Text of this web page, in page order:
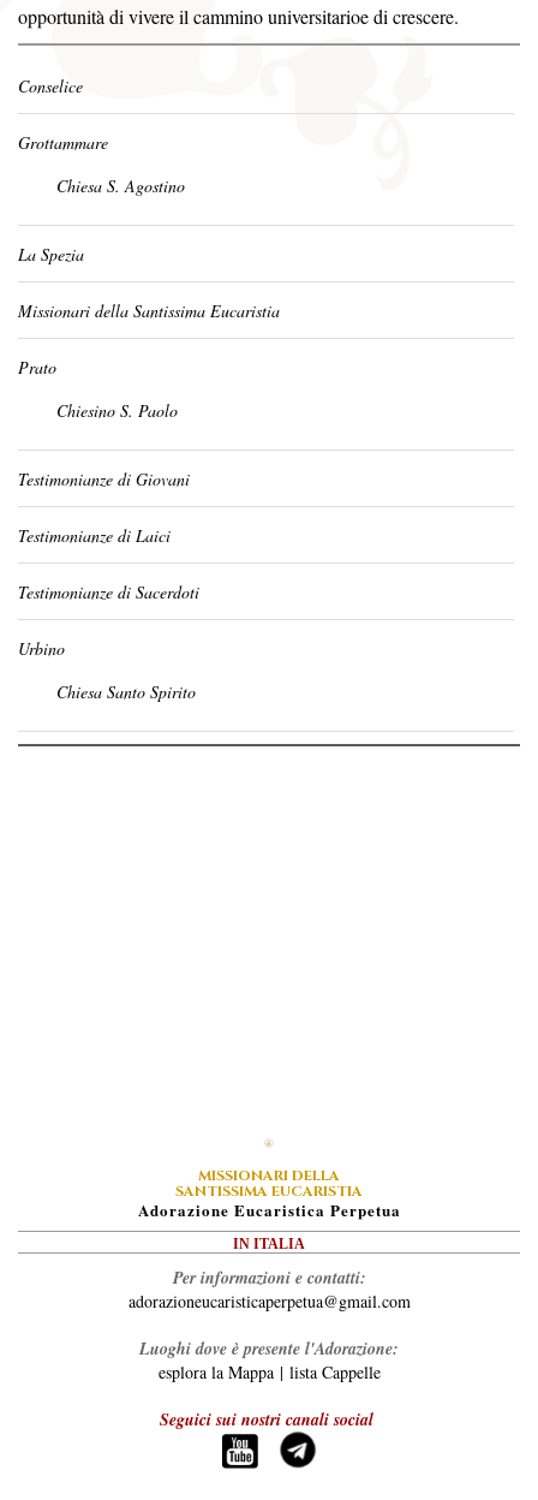
opportunità di vivere il cammino universitarioe di crescere.
Conselice
Grottammare
Chiesa S. Agostino
La Spezia
Missionari della Santissima Eucaristia
Prato
Chiesino S. Paolo
Testimonianze di Giovani
Testimonianze di Laici
Testimonianze di Sacerdoti
Urbino
Chiesa Santo Spirito
MISSIONARI DELLA
SANTISSIMA EUCARISTIA
ADorazione EUcaristica PErpetua
IN ITALIA
Per informazioni e contatti:
adorazioneucaristicaperpetua@gmail.com
Luoghi dove è presente l'Adorazione:
esplora la Mappa| lista Cappelle
Seguici sui nostri canali social